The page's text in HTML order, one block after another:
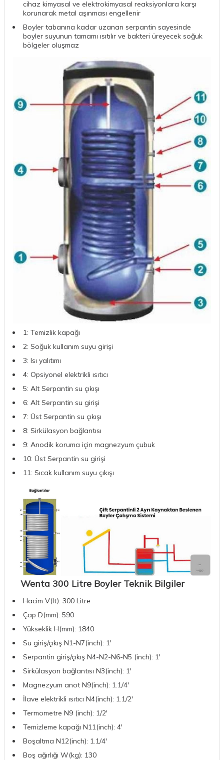
cihaz kimyasal ve elektrokimyasal reaksiyonlara karşı
korunarak metal aşınması engellenir
Boyler tabanına kadar uzanan serpantin sayesinde
boyler suyunun tamamı ısıtılır ve bakteri üreyecek soğuk
bölgeler oluşmaz
1: Temizlik kapağı
2: Soğuk kullanım suyu girişi
3: Isı yalıtımı
4: Opsiyonel elektrikli ısıtıcı
5: Alt Serpantin su çıkışı
6: Alt Serpantin su girişi
7: Üst Serpantin su çıkışı
8: Sirkülasyon bağlantısı
9: Anodik koruma için magnezyum çubuk
10: Üst Serpantin su girişi
11: Sıcak kullanım suyu çıkışı
Wenta 300 Litre Boyler Teknik Bilgiler
Hacim V(lt): 300 Litre
Çap D(mm): 590
Yükseklik H(mm): 1840
Su giriş/çıkış N1-N7(inch): 1'
Serpantin giriş/çıkış N4-N2-N6-N5 (inch): 1'
Sirkülasyon bağlantısı N3(inch): 1'
Magnezyum anot N9(inch): 1.1/4'
İlave elektrikli ısıtıcı N4(inch): 1.1/2'
Termometre N9 (inch): 1/2'
Temizleme kapağı N11(inch): 4'
Boşaltma N12(inch): 1.1/4'
Boş ağırlığı W(kg): 130